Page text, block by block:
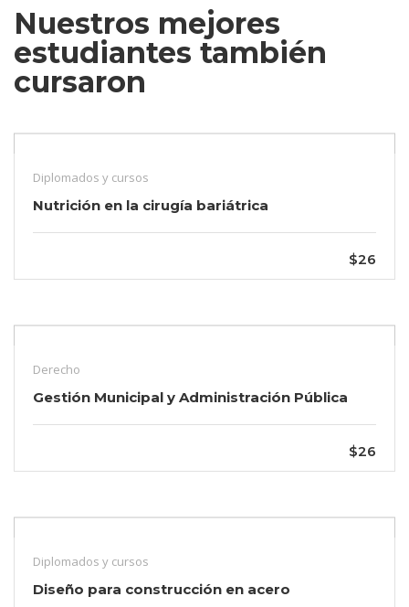
Nuestros mejores
estudiantes también
cursaron
Diplomados y cursos
Nutrición en la cirugía bariátrica
$26
Derecho
Gestión Municipal y Administración Pública
$26
Diplomados y cursos
Diseño para construcción en acero